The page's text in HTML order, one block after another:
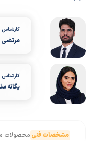
مرتضی
یگانه
مشخصات فنی محصولات